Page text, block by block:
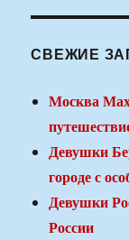
СВЕЖИЕ
Москва
Девушки
городе с
Девушки
России